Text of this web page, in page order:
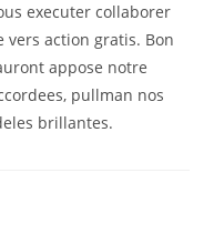
executer collaborer
vers action gratis. Bon
appose notre
pullman nos
brillantes.